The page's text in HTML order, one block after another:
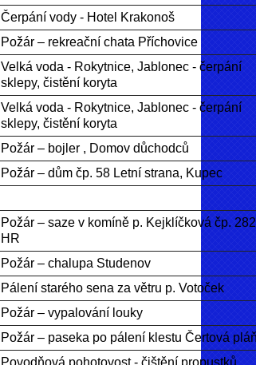
Čerpání vody - Hotel Krakonoš
Požár – rekreační chata Příchovice
Velká voda - Rokytnice, Jablonec - čerpání
sklepy, čistění koryta
Velká voda - Rokytnice, Jablonec - čerpání
sklepy, čistění koryta
Požár – bojler , Domov důchodců
Požár – dům čp. 58 Letní strana, Kupec
Požár – saze v komíně p. Kejklíčková čp. 282
HR
Požár – chalupa Studenov
Pálení starého sena za větru p. Votoček
Požár – vypalování louky
Požár – paseka po pálení klestu Čertová pláň
Povodňová pohotovost - čištění propustků